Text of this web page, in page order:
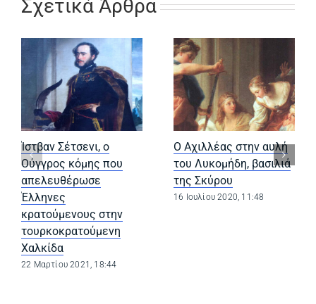
Σχετικά Άρθρα
Ίστβαν Σέτσενι, ο
Ούγγρος κόμης που
απελευθέρωσε
Έλληνες
κρατούμενους στην
τουρκοκρατούμενη
Χαλκίδα
22 Μαρτίου 2021, 18:44
Ο Αχιλλέας στην αυλή
του Λυκομήδη, βασιλιά
της Σκύρου
16 Ιουλίου 2020, 11:48